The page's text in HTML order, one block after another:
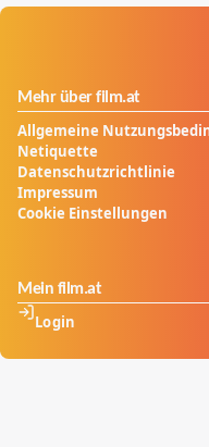
Mehr über film.at
Allgemeine
Netiquette
Datenschutzrichtlinie
Impressum
Cookie Einstellungen
Mein film.at
Login